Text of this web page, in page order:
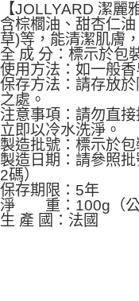
【JOLLYARD 潔麗
含棕櫚油、甜杏仁
草)等，能清潔肌膚
全 成 分：標示於包
使用方法：如一般香
保存方法：請存放
之處。
注意事項：請勿直
立即以冷水洗淨。
製造批號：標示於
製造日期：請參照
2碼）
保存期限：5年
淨 重：100g（公
生 產 國：法國